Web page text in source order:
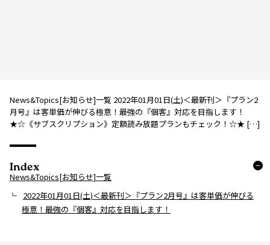
News&Topics[お知らせ]一覧 2022年01月01日(土)＜最新刊＞『プラン2
月号』は客単価が伸びる極意！最強の『個客』対応を目指します！
★☆《サブスクリプション》定額読み放題プランもチェック！☆★ […]
Index
News&Topics[お知らせ]一覧
2022年01月01日(土)＜最新刊＞『プラン2月号』は客単価が伸びる
極意！最強の『個客』対応を目指します！